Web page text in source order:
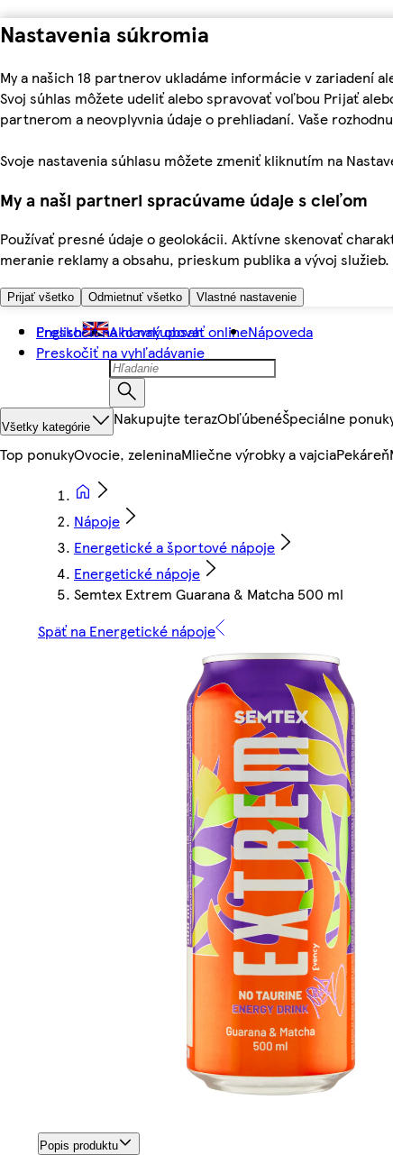
Nastavenia súkromia
My a našich 18 partnerov ukladáme informácie v zariadení
Svoj súhlas môžete udeliť alebo spravovať voľbou Prijať
partnerom a neovplyvnia údaje o prehliadaní. Vaše
Svoje nastavenia súhlasu môžete zmeniť kliknutím na
My a naši partneri spracúvame údaje s cieľom
Používať presné údaje o geolokácii. Aktívne skenovať
meranie reklamy a obsahu, prieskum publika a vývoj služieb.
Prijať všetko Odmietnuť všetko Vlastné nastavenie
Preskočiť na hlavný obsah
Preskočiť na vyhľadávanie
English Ako nakupovať onlineNápoveda
Všetky kategórie Nakupujte terazObľúbenéŠpeciálne
Top ponukyOvocie, zeleninaMliečne výrobky a vajciaPekáreň
Nápoje
Energetické a športové nápoje
Energetické nápoje
Semtex Extrem Guarana & Matcha 500 ml
Späť na Energetické nápoje
Popis produktu